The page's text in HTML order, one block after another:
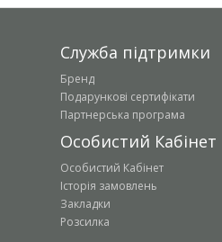
Служба підтримки
Бренд
Подарункові сертифікати
Партнерська програма
Особистий Кабінет
Особистий Кабінет
Історія замовлень
Закладки
Розсилка